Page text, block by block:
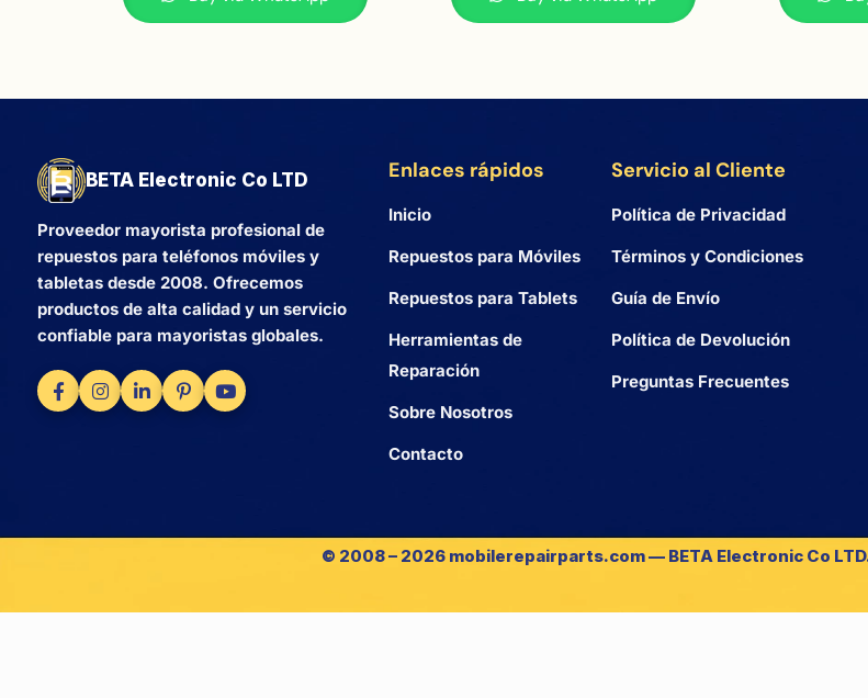
BETA Electronic Co LTD
Proveedor mayorista profesional de
repuestos para teléfonos móviles y
tabletas desde 2008. Ofrecemos
productos de alta calidad y un servicio
confiable para mayoristas globales.
Enlaces rápidos
Inicio
Repuestos para Móviles
Repuestos para Tablets
Herramientas de
Reparación
Sobre Nosotros
Contacto
Servicio al Cliente
Política de Privacidad
Términos y Condiciones
Guía de Envío
Política de Devolución
Preguntas Frecuentes
© 2008 – 2026 mobilerepairparts.com — BETA Electronic Co